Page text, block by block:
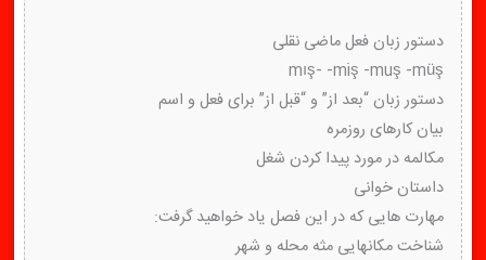
دستور زبان فعل ماضی نقلی
mış- -miş -muş -müş
دستور زبان “بعد از” و “قبل از” برای فعل و اسم
بیان کارهای روزمره
مکالمه در مورد پیدا کردن شغل
داستان خوانی
مهارت هایی که در این فصل یاد خواهید گرفت:
شناخت مکانهایی مثه محله و شهر